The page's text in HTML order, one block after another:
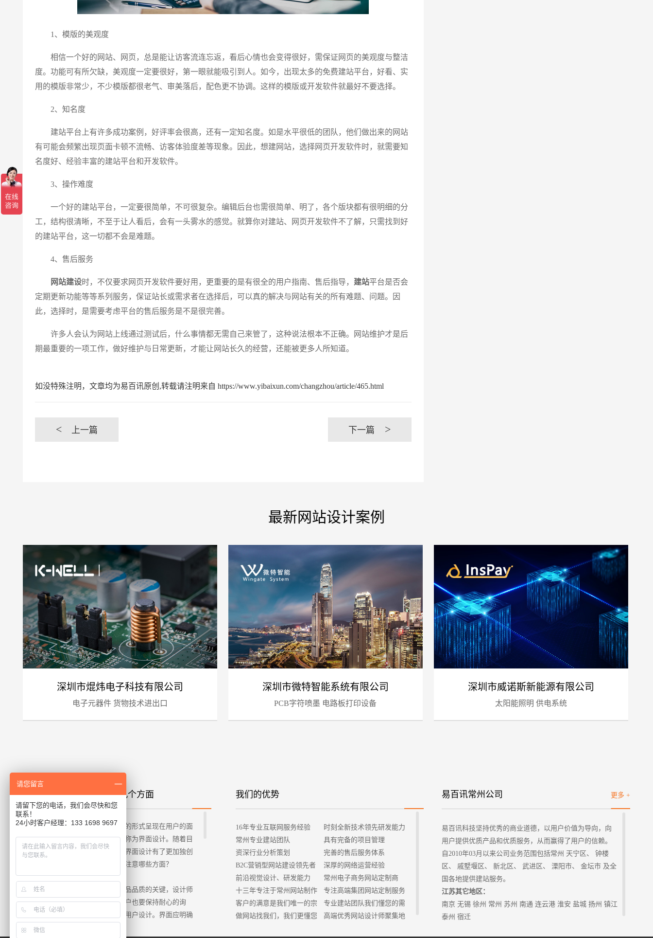
1、模版的美观度
相信一个好的网站、网页，总是能让访客流连忘返，看后心情也会变得很好，需保证网页的美观度与整洁
度。功能可有所欠缺，美观度一定要很好，第一眼就能吸引到人。如今，出现太多的免费建站平台，好看、实
用的模版非常少，不少模版都很老气、审美落后，配色更不协调。这样的模版或开发软件就最好不要选择。
2、知名度
建站平台上有许多成功案例，好评率会很高，还有一定知名度。如是水平很低的团队，他们做出来的网站
有可能会频繁出现页面卡顿不流畅、访客体验度差等现象。因此，想建网站，选择网页开发软件时，就需要知
名度好、经验丰富的建站平台和开发软件。
3、操作难度
一个好的建站平台，一定要很简单，不可很复杂。编辑后台也需很简单、明了，各个版块都有很明细的分
工，结构很清晰，不至于让人看后，会有一头雾水的感觉。就算你对建站、网页开发软件不了解，只需找到好
的建站平台，这一切都不会是难题。
4、售后服务
网站建设时，不仅要求网页开发软件要好用，更重要的是有很全的用户指南、售后指导， 建站平台是否会
定期更新功能等等系列服务，保证站长或需求者在选择后，可以真的解决与网站有关的所有难题、问题。因
此，选择时，是需要考虑平台的售后服务是不是很完善。
许多人会认为网站上线通过测试后，什么事情都无需自己来管了，这种说法根本不正确。网站维护才是后
期最重要的一项工作，做好维护与日常更新，才能让网站长久的经营，还能被更多人所知道。
如没特殊注明，文章均为易百讯原创,转载请注明来自 https://www.yibaixun.com/changzhou/article/465.html
< 上一篇 下一篇 >
最新网站设计案例
深圳市焜炜电子科技有限公司
电子元器件 货物技术进出口
深圳市微特智能系统有限公司
PCB字符喷墨 电路板打印设备
深圳市威诺斯新能源有限公司
太阳能照明 供电系统
用户界面设计需要关注哪几个方面
将人头脑之中的想象以计算机界面的形式呈现在用户的面
前，从而作为一个交换的媒介，被称为界面设计。随着目
前科技人才的不断涌现，用户对于界面设计有了更加独创
性的要求，那么用户界面设计需要注意哪些方面？
1、准确性与明确性
良好的用户体验是提升自己产品品质的关键，设计师
与用户应不断的沟通与交流，与客户也要保持耐心的询
问，这样才能做出一个皆大欢喜的用户设计。界面应明确
产品的需求也应表示出简洁的意味，而不应过多的冗杂，
我们的优势
16年专业互联网服务经验
常州专业建站团队
资深行业分析策划
B2C营销型网站建设领先者
前沿视觉设计、研发能力
十三年专注于常州网站制作
客户的满意是我们唯一的宗
旨
做网站找我们，我们更懂您
时刻全新技术领先研发能力
具有完备的项目管理
完善的售后服务体系
深厚的网络运营经验
常州电子商务网站定制商
专注高端集团网站定制服务
专业建站团队我们懂您的需
求
高端优秀网站设计师聚集地
更多 +
易百讯常州公司
易百讯科技坚持优秀的商业道德，以用户价值为导向，向
用户提供优质产品和优质服务，从而赢得了用户的信赖。
自2010年03月以来公司业务范围包括常州 天宁区、 钟楼
区、 戚墅堰区、 新北区、 武进区、 溧阳市、 金坛市 及全
国各地提供建站服务。
江苏其它地区：
南京 无锡 徐州 常州 苏州 南通 连云港 淮安 盐城 扬州 镇江
泰州 宿迁
您的预算 1万-3万 3万-5万 5万-8万 8万以上
招标项目
请您留言
请留下您的电话，我们会尽快和您
联系！
24小时客户经理：133 1698 9697